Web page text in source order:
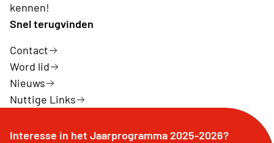
kennen!
Snel terugvinden
Contact
Word lid
Nieuws
Nuttige Links
Interesse in het Jaarprogramma 2025-2026?